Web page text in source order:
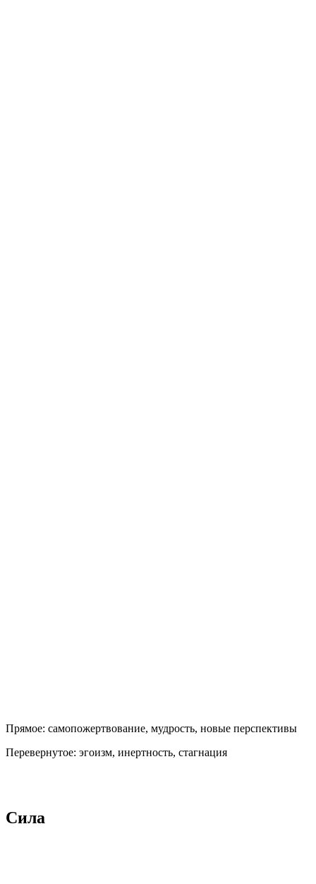
Прямое: самопожертвование, мудрость, новые перспективы
Перевернутое: эгоизм, инертность, стагнация
Сила